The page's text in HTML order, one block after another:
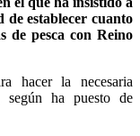
de establecer cuanto
de pesca con Reino
hacer la necesaria
según ha puesto de